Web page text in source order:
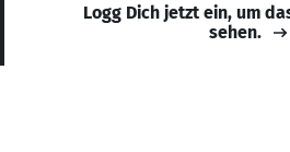
Logg Dich jetzt ein, um
sehen.